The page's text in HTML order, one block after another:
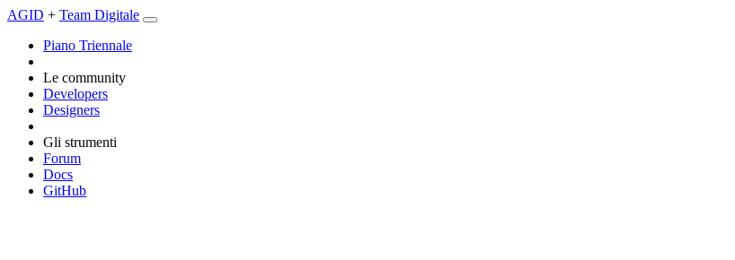
AGID + Team Digitale
Piano Triennale
Le community
Developers
Designers
Gli strumenti
Forum
Docs
GitHub